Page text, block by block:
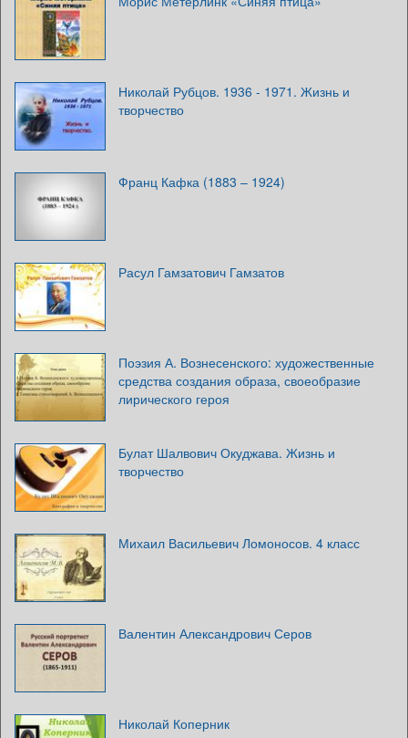
Николай Рубцов. 1936 - 1971. Жизнь и
творчество
Франц Кафка (1883 – 1924)
Расул Гамзатович Гамзатов
Поэзия А. Вознесенского: художественные
средства создания образа, своеобразие
лирического героя
Булат Шалвович Окуджава. Жизнь и
творчество
Михаил Васильевич Ломоносов. 4 класс
Валентин Александрович Серов
Николай Коперник